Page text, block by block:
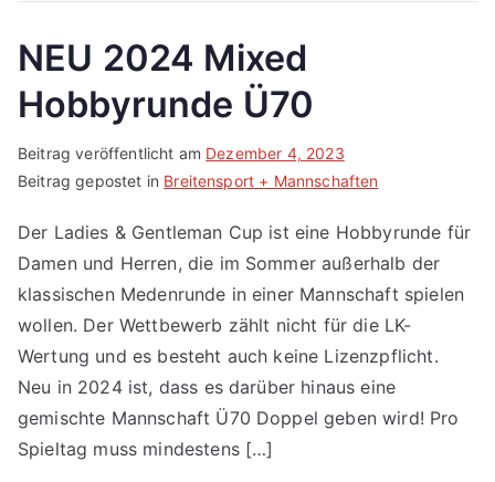
NEU 2024 Mixed
Hobbyrunde Ü70
Beitrag veröffentlicht am Dezember 4, 2023
Beitrag gepostet in Breitensport + Mannschaften
Der Ladies & Gentleman Cup ist eine Hobbyrunde für
Damen und Herren, die im Sommer außerhalb der
klassischen Medenrunde in einer Mannschaft spielen
wollen. Der Wettbewerb zählt nicht für die LK-
Wertung und es besteht auch keine Lizenzpflicht.
Neu in 2024 ist, dass es darüber hinaus eine
gemischte Mannschaft Ü70 Doppel geben wird! Pro
Spieltag muss mindestens […]